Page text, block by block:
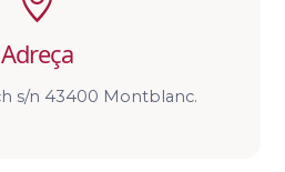
Adreça
s/n 43400 Montblanc.